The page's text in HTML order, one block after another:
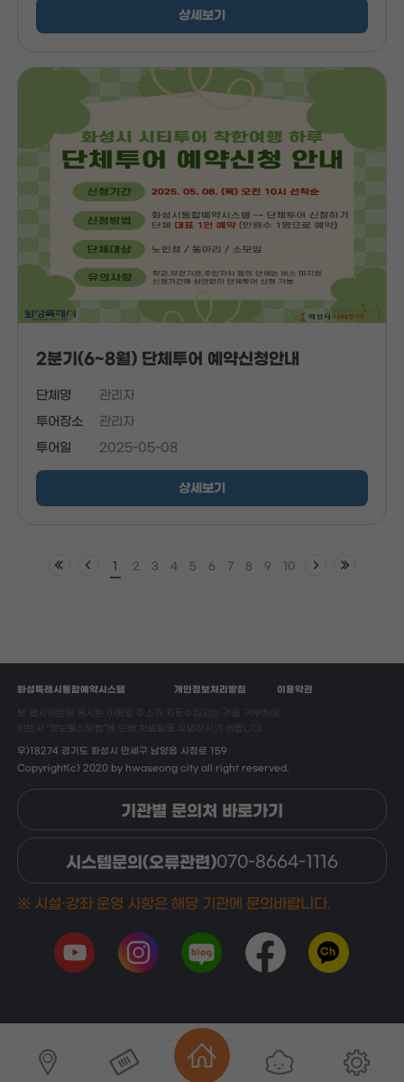
상세보기
2분기(6~8월) 단체투어 예약신청안내
단체명
관리자
투어장소
관리자
투어일
2025-05-08
상세보기
2 3 4 5 6 7 8 9 10
화성특례시통합예약시스템 개인정보처리방침 이용약관
우)18274 경기도 화성시 만세구 남양읍 시청로 159
Copyright(c) 2020 by hwaseong city all right reserved.
본 웹사이트에 게시된 이메일 주소가 자동수집되는 것을 거부하며,
위반시 “정보통신망법”에 의해 처벌됨을 유념하시기 바랍니다.
기관별 문의처 바로가기
시스템문의(오류관련)070-8664-1116
※ 시설·강좌 운영 사항은 해당 기관에 문의바랍니다.